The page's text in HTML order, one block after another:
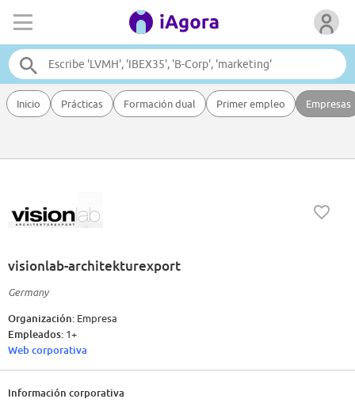
Inicio Prácticas Formación dual Primer empleo Empresas
visionlab-architekturexport
Germany
Organización: Empresa
Empleados: 1+
Web corporativa
Información corporativa